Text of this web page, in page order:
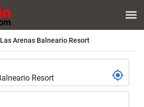
Las Arenas Balneario Resort